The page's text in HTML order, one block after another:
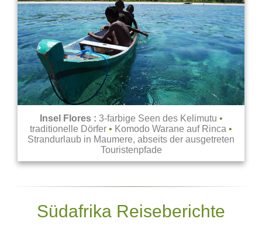
Insel Flores : 3-farbige Seen des Kelimutu •
traditionelle Dörfer • Komodo Warane auf Rinca •
Strandurlaub in Maumere, abseits der ausgetreten
Touristenpfade
Südafrika Reiseberichte